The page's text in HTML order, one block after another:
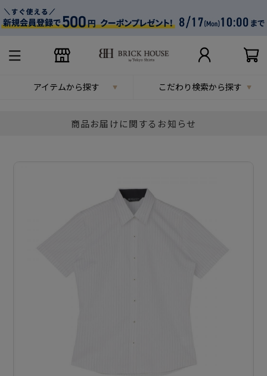
アイテムから探す こだわり検索から探す
商品お届けに関するお知らせ